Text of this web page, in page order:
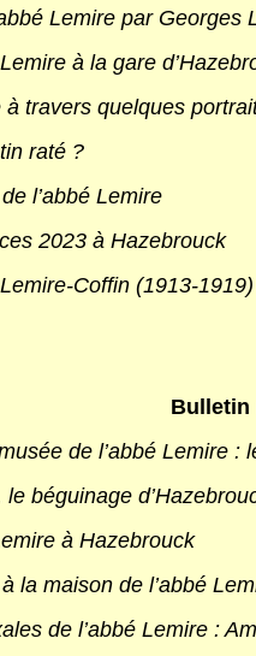
Lemire par Georges
à la gare
à travers quelques
raté ?
l’abbé Lemire
2023 à Hazebrouck
Coffin (1913-1919)
Bulletin
de l’abbé Lemire :
béguinage
à Hazebrouck
la maison de l’abbé
de l’abbé Lemire :